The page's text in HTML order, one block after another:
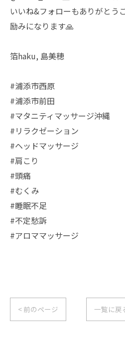
いいね&フォローもありがとう
励みになります🙏
箔haku, 島美穂
#浦添市西原
#浦添市前田
#マタニティマッサージ沖縄
#リラクゼーション
#ヘッドマッサージ
#肩こり
#頭痛
#むくみ
#睡眠不足
#不定愁訴
#アロママッサージ
< 前のページ 一覧に戻